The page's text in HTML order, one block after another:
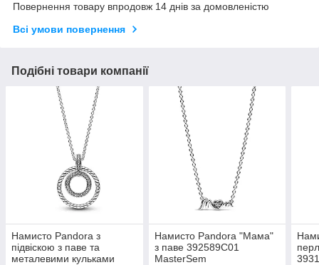
Повернення товару впродовж 14 днів за домовленістю
Всі умови повернення
Подібні товари компанії
Намисто Pandora з
підвіскою з паве та
металевими кульками
Намисто Pandora "Мама"
з паве 392589C01
MasterSem